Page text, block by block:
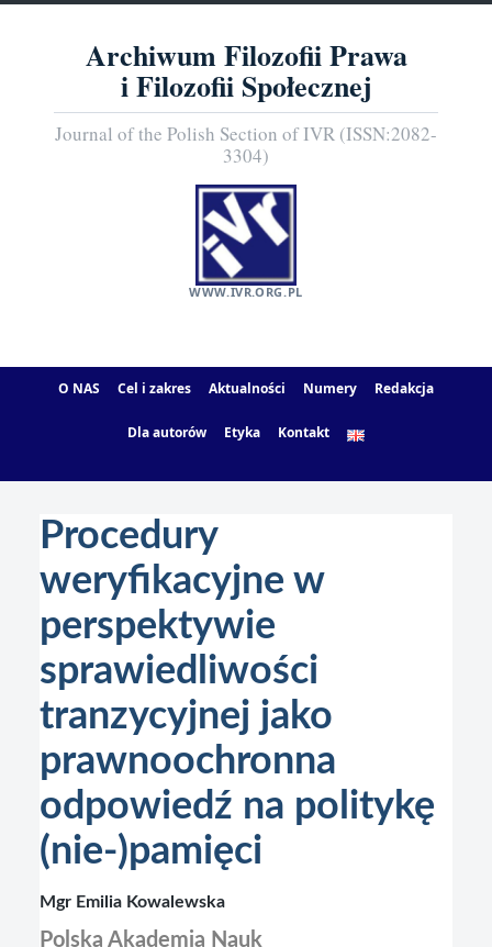
Archiwum Filozofii Prawa
i Filozofii Społecznej
Journal of the Polish Section of IVR (ISSN:2082-
3304)
WWW.IVR.ORG.PL
O NAS Cel i zakres Aktualności Numery Redakcja
Dla autorów Etyka Kontakt
Procedury
weryfikacyjne w
perspektywie
sprawiedliwości
tranzycyjnej jako
prawnoochronna
odpowiedź na politykę
(nie-)pamięci
Mgr Emilia Kowalewska
Polska Akademia Nauk